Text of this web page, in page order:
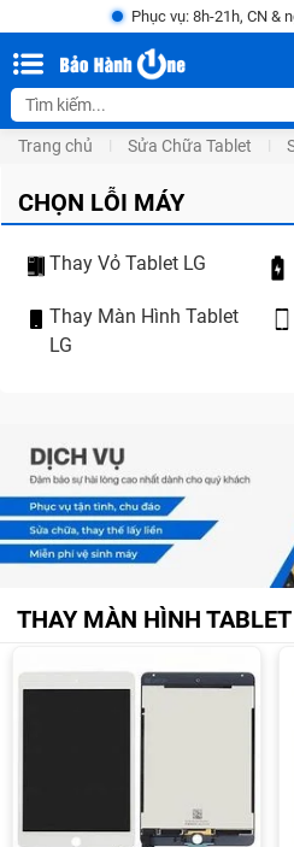
Phục vụ: 8h-21h, CN &
Trang chủ Sửa Chữa Tablet
CHỌN LỖI MÁY
Thay Vỏ Tablet LG
Thay Màn Hình Tablet
LG
THAY MÀN HÌNH TABLET